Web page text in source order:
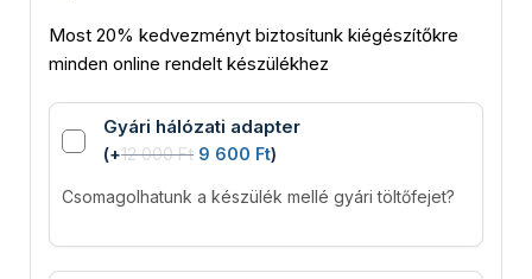
Most 20% kedvezményt biztosítunk kiégészítőkre
minden online rendelt készülékhez
Gyári hálózati adapter
(+12 000Ft 9 600 Ft)
Csomagolhatunk a készülék mellé gyári töltőfejet?